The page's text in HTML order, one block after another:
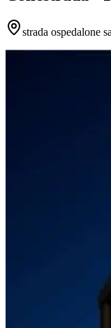
strada ospedalone